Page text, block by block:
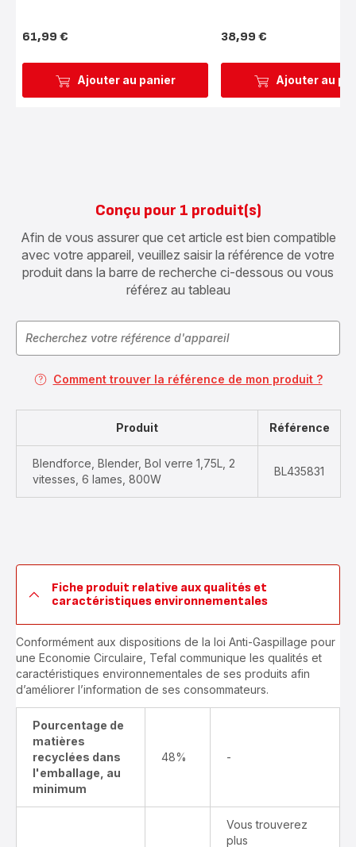
Ajouter au panier
Prix
61,99 €
Ajouter au
Prix
38,99 €
Conçu pour 1 produit(s)
Afin de vous assurer que cet article est bien compatible
avec votre appareil, veuillez saisir la référence de votre
produit dans la barre de recherche ci-dessous ou vous
référez au tableau
Comment trouver la référence de mon produit ?
Produit Référence
Blendforce, Blender, Bol verre 1,75L, 2
vitesses, 6 lames, 800W
BL435831
Fiche produit relative aux qualités et
caractéristiques environnementales
Conformément aux dispositions de la loi Anti-Gaspillage pour
une Economie Circulaire, Tefal communique les qualités et
caractéristiques environnementales de ses produits afin
d’améliorer l’information de ses consommateurs.
Pourcentage de
matières
recyclées dans
l'emballage, au
minimum
48% -
Vous trouverez
plus